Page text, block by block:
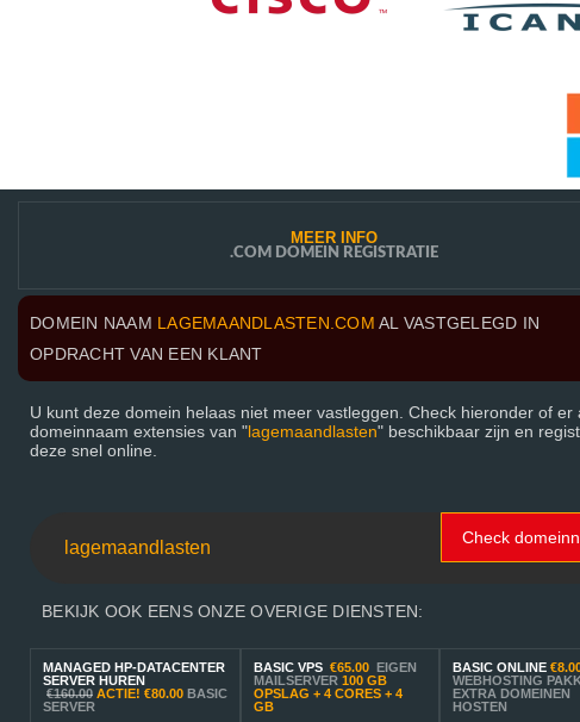
MEER INFO
.COM DOMEIN REGISTRATIE
DOMEIN NAAM LAGEMAANDLASTEN.COM AL VASTGELEGD IN
OPDRACHT VAN EEN KLANT
U kunt deze domein helaas niet meer vastleggen. Check hieronder of er
domeinnaam extensies van "lagemaandlasten" beschikbaar zijn en
deze snel online.
Check
BEKIJK OOK EENS ONZE OVERIGE DIENSTEN:
MANAGED HP-DATACENTER
SERVER HUREN
€160.00 ACTIE! €80.00 BASIC
SERVER
BASIC VPS €65.00 EIGEN
MAILSERVER 100 GB
OPSLAG + 4 CORES + 4
GB
BASIC ONLINE
WEBHOSTING
EXTRA DOMEINEN
HOSTEN